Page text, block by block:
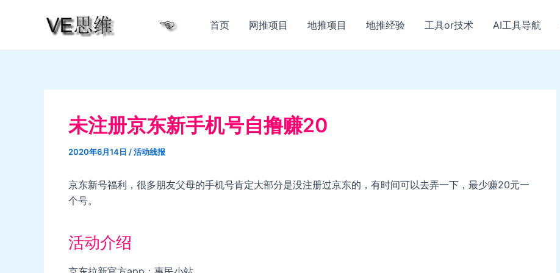
首页 网推项目 地推项目 地推经验 工具or技术 AI工具导航
未注册京东新手机号自撸赚20
2020年6月14日 /活动线报
京东新号福利，很多朋友父母的手机号肯定大部分是没注册过京东的，有时间可以去弄一下，最少赚20元一
个号。
活动介绍